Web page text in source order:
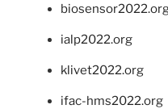
ialp2022.org
klivet2022.org
ifac-hms2022.org